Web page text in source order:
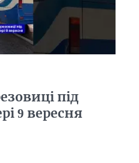
під
9 вересня